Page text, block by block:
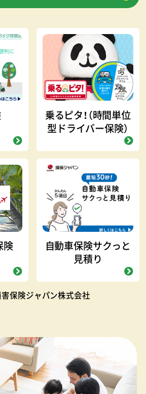
乗るピタ！（時間単位
型ドライバー保険）
険
自動車保険サクっと
見積り
損害保険ジャパン株式会社